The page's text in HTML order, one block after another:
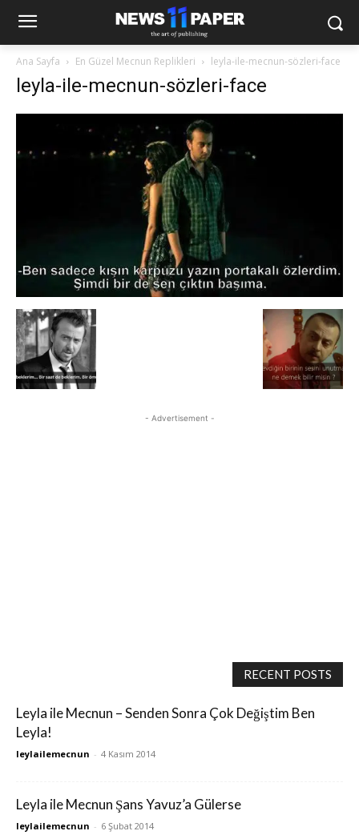
Ana Sayfa En Güzel Mecnun Replikleri leyla-ile-mecnun-sözleri-face
leyla-ile-mecnun-sözleri-face
- Advertisement -
RECENT POSTS
Leyla ile Mecnun – Senden Sonra Çok Değiştim Ben
Leyla!
leylailemecnun - 4 Kasım 2014
Leyla ile Mecnun Şans Yavuz’a Gülerse
leylailemecnun - 6 Şubat 2014